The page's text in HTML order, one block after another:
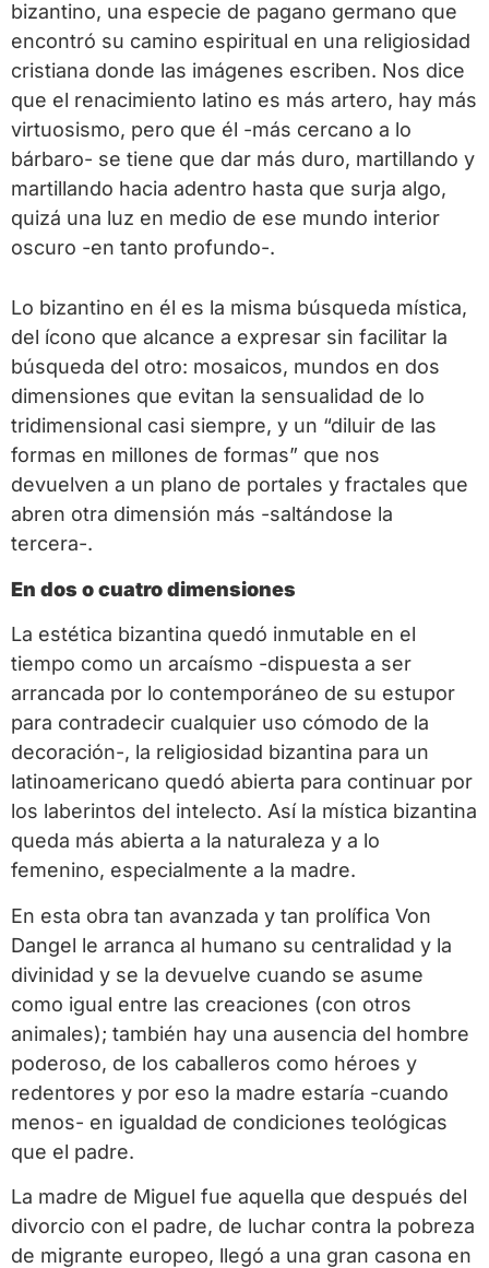
bizantino, una especie de pagano germano que
encontró su camino espiritual en una religiosidad
cristiana donde las imágenes escriben. Nos dice
que el renacimiento latino es más artero, hay más
virtuosismo, pero que él -más cercano a lo
bárbaro- se tiene que dar más duro, martillando y
martillando hacia adentro hasta que surja algo,
quizá una luz en medio de ese mundo interior
oscuro -en tanto profundo-.
Lo bizantino en él es la misma búsqueda mística,
del ícono que alcance a expresar sin facilitar la
búsqueda del otro: mosaicos, mundos en dos
dimensiones que evitan la sensualidad de lo
tridimensional casi siempre, y un “diluir de las
formas en millones de formas” que nos
devuelven a un plano de portales y fractales que
abren otra dimensión más -saltándose la
tercera-.
En dos o cuatro dimensiones
La estética bizantina quedó inmutable en el
tiempo como un arcaísmo -dispuesta a ser
arrancada por lo contemporáneo de su estupor
para contradecir cualquier uso cómodo de la
decoración-, la religiosidad bizantina para un
latinoamericano quedó abierta para continuar por
los laberintos del intelecto. Así la mística bizantina
queda más abierta a la naturaleza y a lo
femenino, especialmente a la madre.
En esta obra tan avanzada y tan prolífica Von
Dangel le arranca al humano su centralidad y la
divinidad y se la devuelve cuando se asume
como igual entre las creaciones (con otros
animales); también hay una ausencia del hombre
poderoso, de los caballeros como héroes y
redentores y por eso la madre estaría -cuando
menos- en igualdad de condiciones teológicas
que el padre.
La madre de Miguel fue aquella que después del
divorcio con el padre, de luchar contra la pobreza
de migrante europeo, llegó a una gran casona en